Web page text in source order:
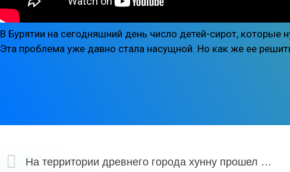
В Бурятии на сегодняшний день число детей-сирот,
Эта проблема уже давно стала насущной. Но как же ее
На территории древнего города хунну прошел концерт, посвященный встрече исторических городов Евразии